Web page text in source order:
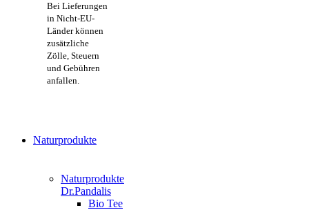
Bei Lieferungen
in Nicht-EU-
Länder können
zusätzliche
Zölle, Steuern
und Gebühren
anfallen.
Naturprodukte
Naturprodukte
Dr.Pandalis
Bio Tee